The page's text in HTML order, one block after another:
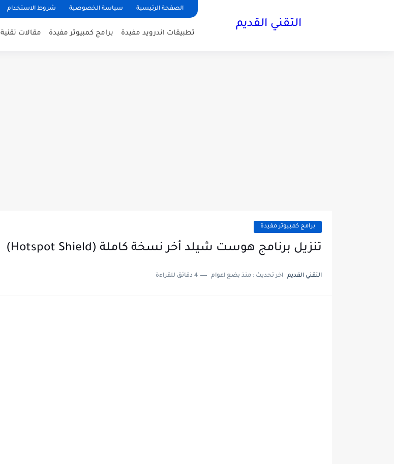
الصفحة الرئيسية سياسة الخصوصية شروط الاستخدام
التقني القديم
تطبيقات اندرويد مفيدة برامج كمبيوتر مفيدة مقالات تقنية
برامج كمبيوتر مفيدة
تنزيل برنامج هوست شيلد أخر نسخة كاملة (Hotspot Shield)
التقني القديم اخر تحديث : منذ بضع اعوام 4 دقائق للقراءة